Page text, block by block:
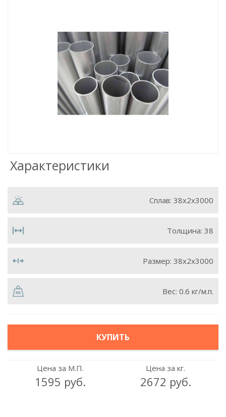
Характеристики
Сплав: 38x2x3000
Толщина: 38
Размер: 38х2х3000
Вес: 0.6 кг/м.п.
КУПИТЬ
Цена за М.П.
1595 руб.
Цена за кг.
2672 руб.